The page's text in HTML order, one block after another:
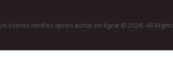
clients vérifiés après achat en ligne © 2026. All